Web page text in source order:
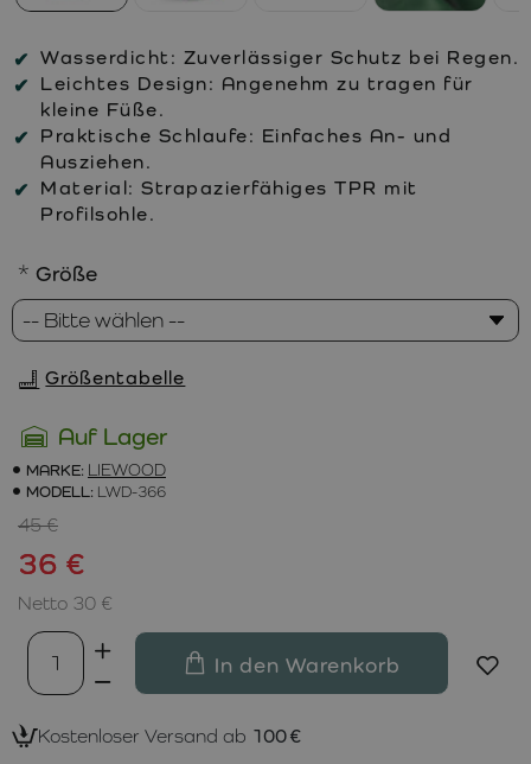
Wasserdicht: Zuverlässiger Schutz bei Regen.
Leichtes Design: Angenehm zu tragen für
kleine Füße.
Praktische Schlaufe: Einfaches An- und
Ausziehen.
Material: Strapazierfähiges TPR mit
Profilsohle.
Auf Lager
MARKE: LIEWOOD
MODELL: LWD-366
36 €
45 €
Netto 30 €
Größe
In den Warenkorb
Größentabelle
Kostenloser Versand ab 100 €